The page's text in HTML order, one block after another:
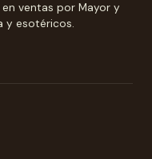
ventas por Mayor y
y esotéricos.